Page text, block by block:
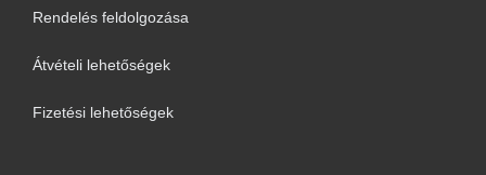
Rendelés feldolgozása
Átvételi lehetőségek
Fizetési lehetőségek